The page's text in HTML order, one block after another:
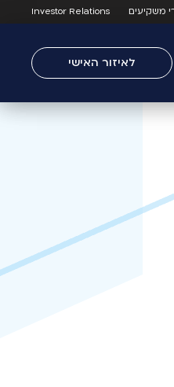
משקיעים Investor Relations
לאיזור האישי